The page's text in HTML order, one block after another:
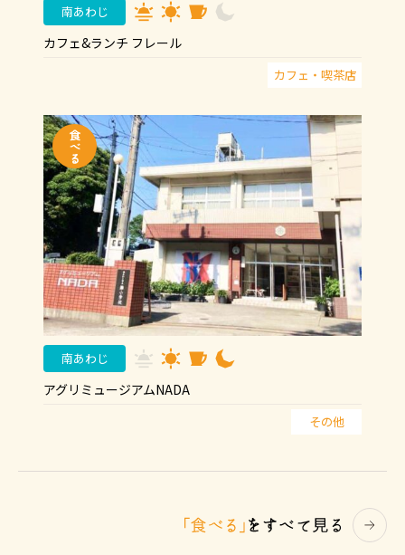
南あわじ
カフェ&ランチ フレール
カフェ・喫茶店
南あわじ
アグリミュージアムNADA
その他